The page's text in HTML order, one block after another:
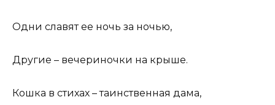
Одни славят ее ночь за ночью,
Другие – вечериночки на крыше.
Кошка в стихах – таинственная дама,